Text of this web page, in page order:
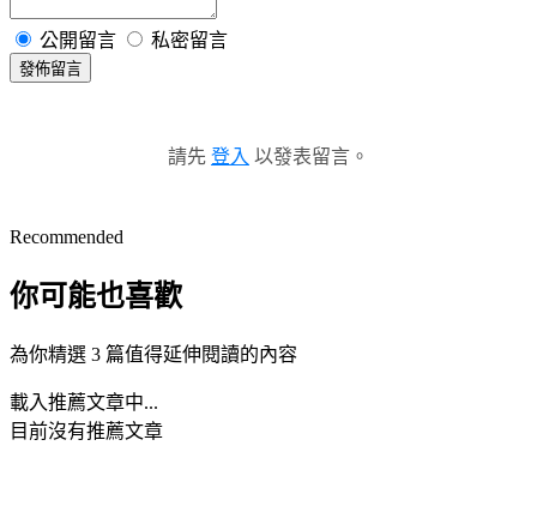
公開留言 私密留言
發佈留言
請先 登入 以發表留言。
Recommended
你可能也喜歡
為你精選 3 篇值得延伸閱讀的內容
載入推薦文章中...
目前沒有推薦文章